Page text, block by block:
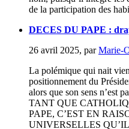
de la participation des
DECES DU PAPE :
26 avril 2025, parMarie-
La polémique qui nait
positionnement du
alors que son sens n’est
TANT QUE
PAPE, C’EST EN
UNIVERSELLES QU’IL